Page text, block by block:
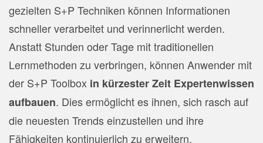
gezielten S+P Techniken können Informationen
schneller verarbeitet und verinnerlicht werden.
Anstatt Stunden oder Tage mit traditionellen
Lernmethoden zu verbringen, können Anwender mit
der S+P Toolbox in kürzester Zeit Expertenwissen
aufbauen. Dies ermöglicht es ihnen, sich rasch auf
die neuesten Trends einzustellen und ihre
Fähigkeiten kontinuierlich zu erweitern.